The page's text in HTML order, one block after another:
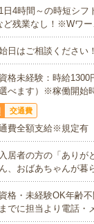
4時間～の時短シフ
ど残業なし！※Wワ
日はご相談くださ
格未経験：時給
べます）※稼働開始
交通費
費全額支給※規定有
居者の方の「あり
、おばあちゃんが
格・未経験OK年齢
でに担当より電話